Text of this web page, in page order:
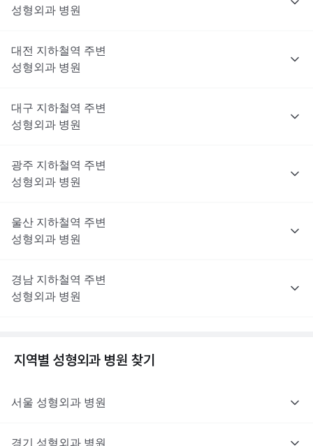
성형외과 병원
대전 지하철역 주변
성형외과 병원
대구 지하철역 주변
성형외과 병원
광주 지하철역 주변
성형외과 병원
울산 지하철역 주변
성형외과 병원
경남 지하철역 주변
성형외과 병원
지역별 성형외과 병원 찾기
서울 성형외과 병원
경기 성형외과 병원